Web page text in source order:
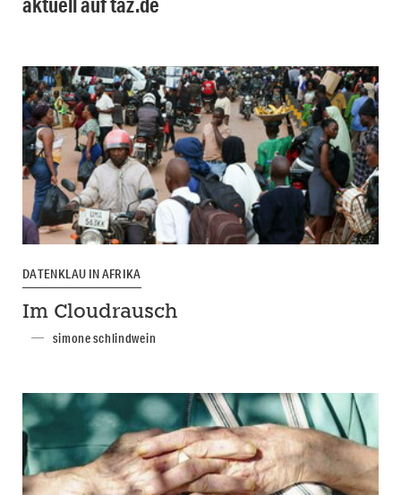
DATENKLAU IN AFRIKA
Im Cloudrausch
simone schlindwein